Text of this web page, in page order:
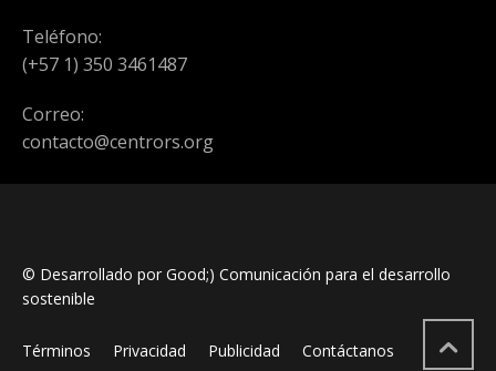
Teléfono:
(+57 1) 350 3461487
Correo:
contacto@centrors.org
© Desarrollado por Good;) Comunicación para el desarrollo
sostenible
Términos Privacidad Publicidad Contáctanos